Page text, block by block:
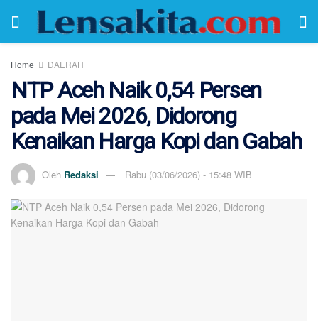
Home DAERAH
NTP Aceh Naik 0,54 Persen
pada Mei 2026, Didorong
Kenaikan Harga Kopi dan Gabah
Oleh Redaksi Rabu (03/06/2026) - 15:48 WIB